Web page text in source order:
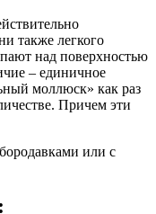
также легкого
над поверхностью
– единичное
моллюск» как раз
Причем эти
или с